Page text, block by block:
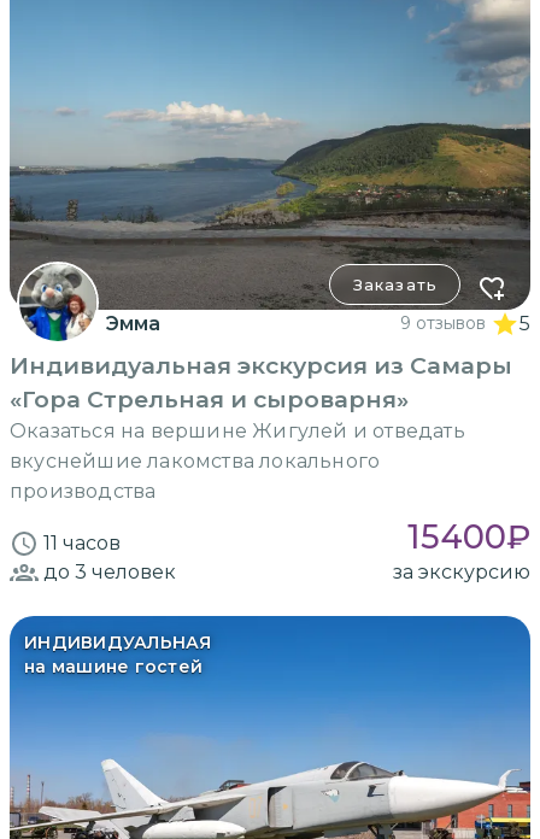
Заказать
Эмма 9 отзывов 5
Индивидуальная экскурсия из Самары
«Гора Стрельная и сыроварня»
Оказаться на вершине Жигулей и отведать
вкуснейшие лакомства локального
производства
11 часов 15400₽
до 3 человек за экскурсию
ИНДИВИДУАЛЬНАЯ
на машине гостей